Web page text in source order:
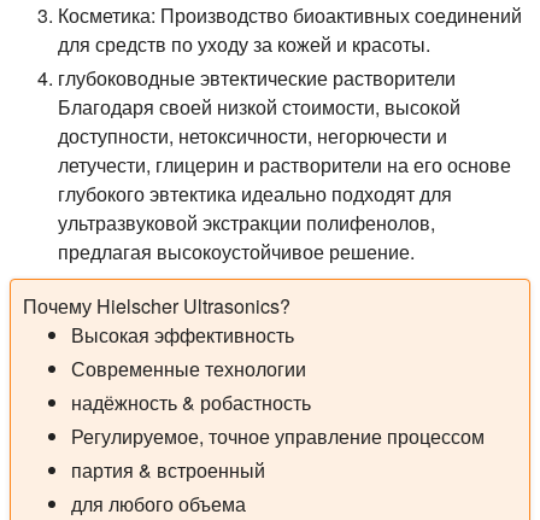
Косметика: Производство биоактивных соединений
для средств по уходу за кожей и красоты.
глубоководные эвтектические растворители
Благодаря своей низкой стоимости, высокой
доступности, нетоксичности, негорючести и
летучести, глицерин и растворители на его основе
глубокого эвтектика идеально подходят для
ультразвуковой экстракции полифенолов,
предлагая высокоустойчивое решение.
Почему Hielscher Ultrasonics?
Высокая эффективность
Современные технологии
надёжность & робастность
Регулируемое, точное управление процессом
партия & встроенный
для любого объема